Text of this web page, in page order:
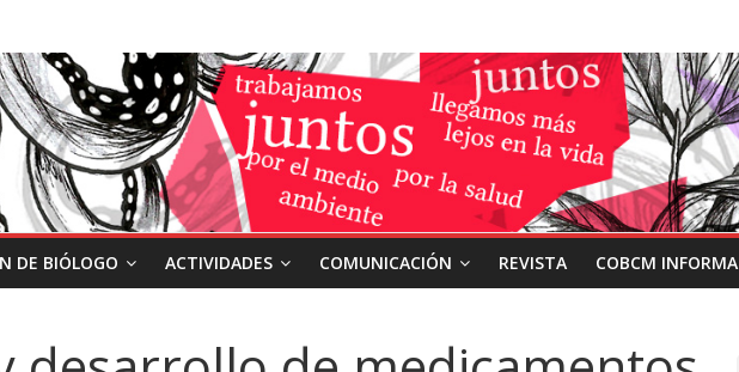
DE BIÓLOGO ACTIVIDADES COMUNICACIÓN REVISTA COBCM INFORMA